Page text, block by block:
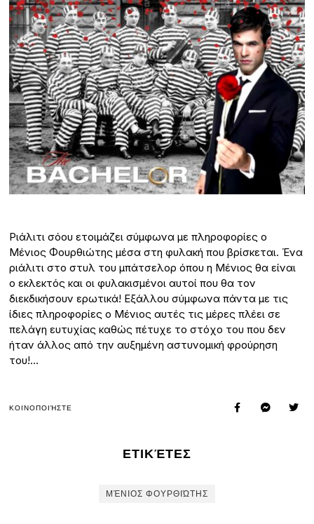
Ριάλιτι σόου ετοιμάζει σύμφωνα με πληροφορίες ο
Μένιος Φουρθιώτης μέσα στη φυλακή που βρίσκεται. Ένα
ριάλιτι στο στυλ του μπάτσελορ όπου η Μένιος θα είναι
ο εκλεκτός και οι φυλακισμένοι αυτοί που θα τον
διεκδικήσουν ερωτικά! Εξάλλου σύμφωνα πάντα με τις
ίδιες πληροφορίες ο Μένιος αυτές τις μέρες πλέει σε
πελάγη ευτυχίας καθώς πέτυχε το στόχο του που δεν
ήταν άλλος από την αυξημένη αστυνομική φρούρηση
του!…
ΚΟΙΝΟΠΟΙΉΣΤΕ
ΕΤΙΚΈΤΕΣ
ΜΈΝΙΟΣ ΦΟΥΡΘΙΏΤΗΣ